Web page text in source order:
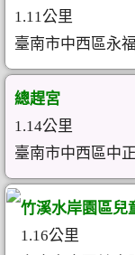
1.11公里
臺南市中西區永
總趕宮
1.14公里
臺南市中西區中
竹溪水岸園區兒
1.16公里